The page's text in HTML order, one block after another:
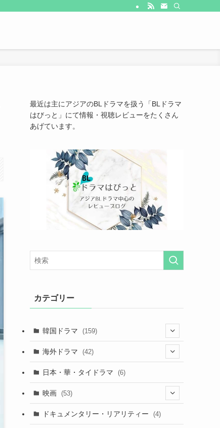
最近は主にアジアのBLドラマを扱う「BLドラマ
はびっと」にて情報・視聴レビューをたくさん
あげています。
カテゴリー
韓国ドラマ (159)
(25)
(27)
海外ドラマ (42)
(7)
(18)
日本・華・タイドラマ (6)
映画 (53)
(9)
ドキュメンタリー・リアリティー (4)